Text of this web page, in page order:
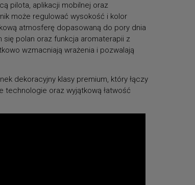
pilota, aplikacji mobilnej oraz
może regulować wysokość i kolor
atmosferę dopasowaną do pory dnia
polan oraz funkcja aromaterapii z
wzmacniają wrażenia i pozwalają
dekoracyjny klasy premium, który łączy
technologie oraz wyjątkową łatwość